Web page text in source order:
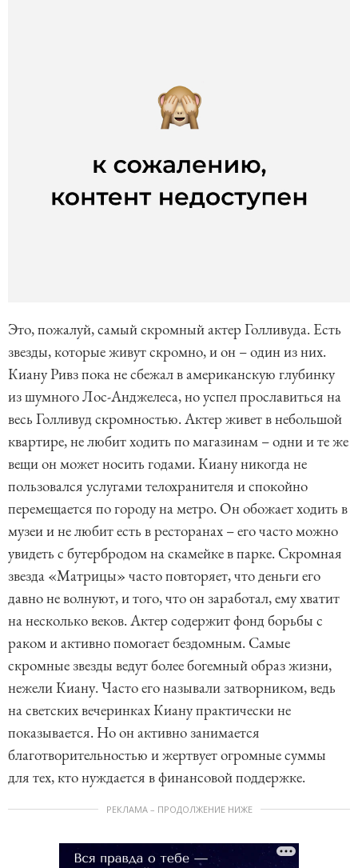
Это, пожалуй, самый скромный актер Голливуда. Есть
звезды, которые живут скромно, и он – один из них.
Киану Ривз пока не сбежал в американскую глубинку
из шумного Лос-Анджелеса, но успел прославиться на
весь Голливуд скромностью. Актер живет в небольшой
квартире, не любит ходить по магазинам – одни и те же
вещи он может носить годами. Киану никогда не
пользовался услугами телохранителя и спокойно
перемещается по городу на метро. Он обожает ходить в
музеи и не любит есть в ресторанах – его часто можно
увидеть с бутербродом на скамейке в парке. Скромная
звезда «Матрицы» часто повторяет, что деньги его
давно не волнуют, и того, что он заработал, ему хватит
на несколько веков. Актер содержит фонд борьбы с
раком и активно помогает бездомным. Самые
скромные звезды ведут более богемный образ жизни,
нежели Киану. Часто его называли затворником, ведь
на светских вечеринках Киану практически не
показывается. Но он активно занимается
благотворительностью и жертвует огромные суммы
для тех, кто нуждается в финансовой поддержке.
РЕКЛАМА – ПРОДОЛЖЕНИЕ НИЖЕ